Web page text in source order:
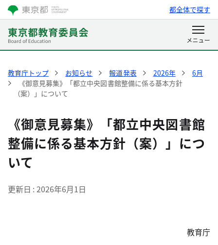
都全体で探す
教育庁トップ お知らせ 報道発表 2026年
6月
《御意見募集》「都立中央図書館整備に係る基本方針
（案）」について
《御意見募集》「都立中央図書館
整備に係る基本方針（案）」につ
いて
更新日 2026年6月1日
教育庁